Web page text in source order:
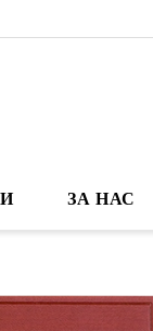
ЗА НАС